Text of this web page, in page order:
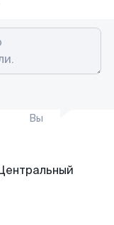
Вы